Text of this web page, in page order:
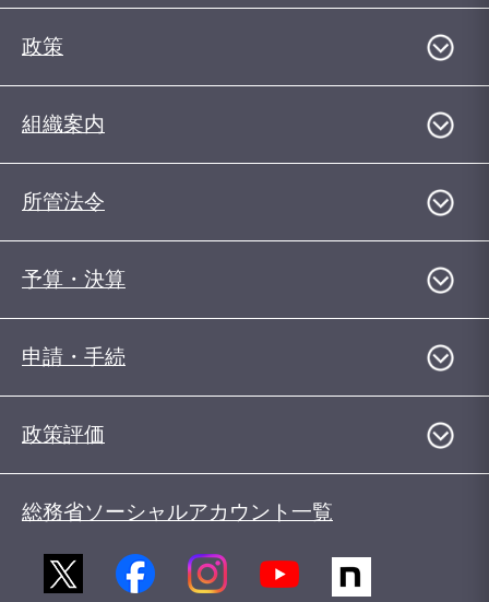
政策
組織案内
所管法令
予算・決算
申請・手続
政策評価
総務省ソーシャルアカウント一覧